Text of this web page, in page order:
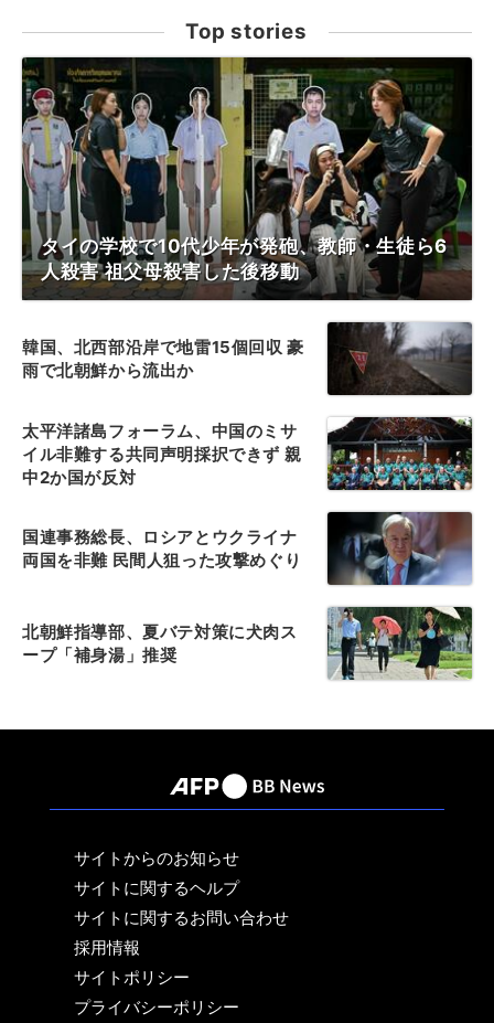
Top stories
タイの学校で10代少年が発砲、教師・生徒ら6
人殺害 祖父母殺害した後移動
韓国、北西部沿岸で地雷15個回収 豪
雨で北朝鮮から流出か
太平洋諸島フォーラム、中国のミサ
イル非難する共同声明採択できず 親
中2か国が反対
国連事務総長、ロシアとウクライナ
両国を非難 民間人狙った攻撃めぐり
北朝鮮指導部、夏バテ対策に犬肉ス
ープ「補身湯」推奨
サイトからのお知らせ
サイトに関するヘルプ
サイトに関するお問い合わせ
採用情報
サイトポリシー
プライバシーポリシー